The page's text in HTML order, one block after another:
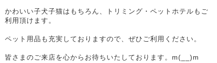
かわいい子犬子猫はもちろん、トリミング・ペットホテルもご
利用頂けます。
ペット用品も充実しておりますので、ぜひご利用ください。
皆さまのご来店を心からお待ちいたしております。m(__)m